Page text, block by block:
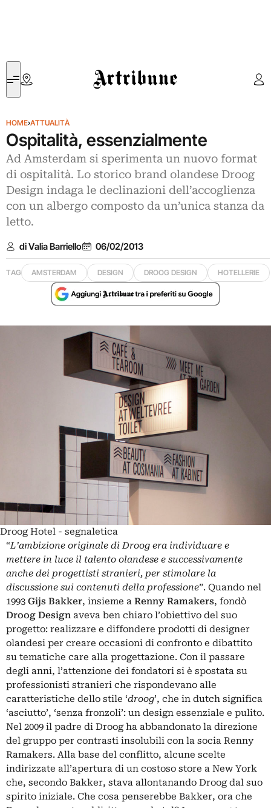
Artribune
HOME›ATTUALITÀ
Ospitalità, essenzialmente
Ad Amsterdam si sperimenta un nuovo format
di ospitalità. Lo storico brand olandese Droog
Design indaga le declinazioni dell’accoglienza
con un albergo composto da un’unica stanza da
letto.
di Valia Barriello 06/02/2013
TAG AMSTERDAM DESIGN DROOG DESIGN HOTELLERIE
Droog Hotel - segnaletica
“L’ambizione originale di Droog era individuare e
mettere in luce il talento olandese e successivamente
anche dei progettisti stranieri, per stimolare la
discussione sui contenuti della professione”. Quando nel
1993 Gijs Bakker, insieme a Renny Ramakers, fondò
Droog Design aveva ben chiaro l’obiettivo del suo
progetto: realizzare e diffondere prodotti di designer
olandesi per creare occasioni di confronto e dibattito
su tematiche care alla progettazione. Con il passare
degli anni, l’attenzione dei fondatori si è spostata su
professionisti stranieri che rispondevano alle
caratteristiche dello stile ‘droog’, che in dutch significa
‘asciutto’, ‘senza fronzoli’: un design essenziale e pulito.
Nel 2009 il padre di Droog ha abbandonato la direzione
del gruppo per contrasti insolubili con la socia Renny
Ramakers. Alla base del conflitto, alcune scelte
indirizzate all’apertura di un costoso store a New York
che, secondo Bakker, stava allontanando Droog dal suo
spirito iniziale. Che cosa penserebbe Bakker, ora che